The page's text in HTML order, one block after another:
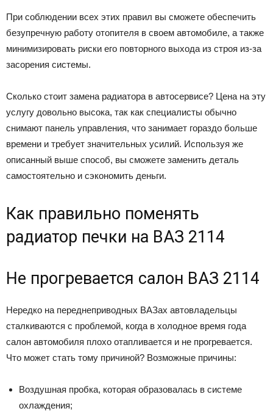
При соблюдении всех этих правил вы сможете обеспечить
безупречную работу отопителя в своем автомобиле, а также
минимизировать риски его повторного выхода из строя из-за
засорения системы.
Сколько стоит замена радиатора в автосервисе? Цена на эту
услугу довольно высока, так как специалисты обычно
снимают панель управления, что занимает гораздо больше
времени и требует значительных усилий. Используя же
описанный выше способ, вы сможете заменить деталь
самостоятельно и сэкономить деньги.
Как правильно поменять
радиатор печки на ВАЗ 2114
Не прогревается салон ВАЗ 2114
Нередко на переднеприводных ВАЗах автовладельцы
сталкиваются с проблемой, когда в холодное время года
салон автомобиля плохо отапливается и не прогревается.
Что может стать тому причиной? Возможные причины:
Воздушная пробка, которая образовалась в системе
охлаждения;